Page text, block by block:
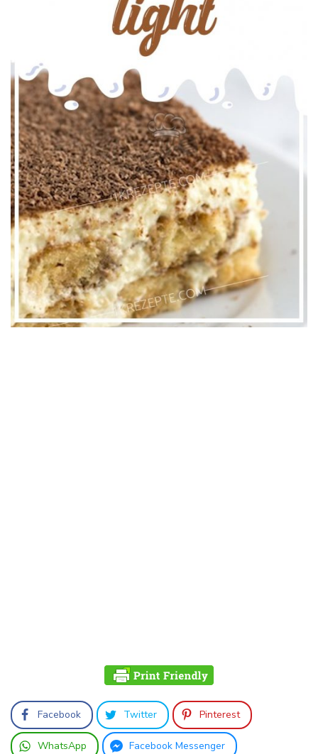
Facebook Twitter Pinterest
WhatsApp Facebook Messenger